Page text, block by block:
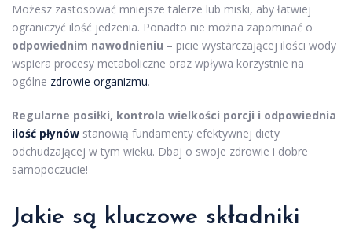
Możesz zastosować mniejsze talerze lub miski, aby łatwiej
ograniczyć ilość jedzenia. Ponadto nie można zapominać o
odpowiednim nawodnieniu – picie wystarczającej ilości wody
wspiera procesy metaboliczne oraz wpływa korzystnie na
ogólne zdrowie organizmu.
Regularne posiłki, kontrola wielkości porcji i odpowiednia
ilość płynów stanowią fundamenty efektywnej diety
odchudzającej w tym wieku. Dbaj o swoje zdrowie i dobre
samopoczucie!
Jakie są kluczowe składniki